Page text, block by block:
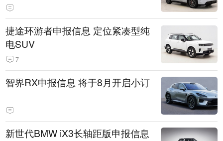
捷途环游者申报信息 定位紧凑型纯
电SUV
7
智界RX申报信息 将于8月开启小订
新世代BMW iX3长轴距版申报信息